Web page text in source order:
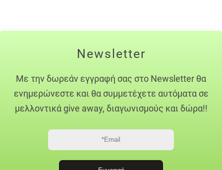
Newsletter
Με την δωρεάν εγγραφή σας στο Newsletter θα
ενημερώνεστε και θα συμμετέχετε αυτόματα σε
μελλοντικά give away, διαγωνισμούς και δώρα!!